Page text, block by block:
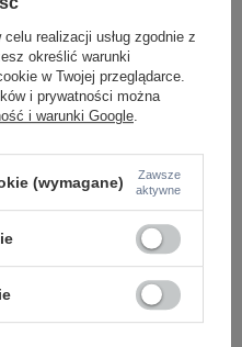
realizacji usług zgodnie z
określić warunki
w Twojej przeglądarce.
i prywatności można
i warunki Google.
(wymagane)
Zawsze
aktywne